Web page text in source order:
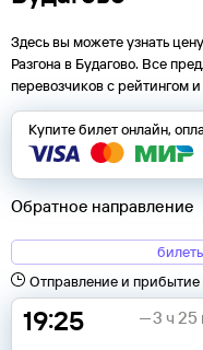
Здесь вы можете узнать
Разгонав Будагово. Все
перевозчиков с рейтингом
Купите билет онлайн,
Обратное направление
Отправление и
19:25 3 ч 25